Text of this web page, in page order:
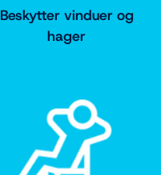
Beskytter vinduer og
hager